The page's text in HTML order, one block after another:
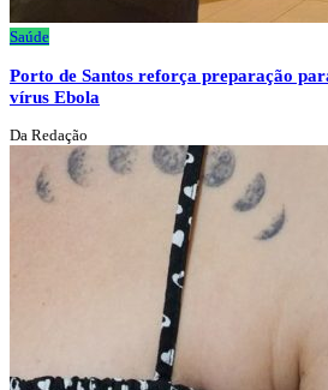
Saúde
Porto de Santos reforça preparação
vírus Ebola
Da Redação